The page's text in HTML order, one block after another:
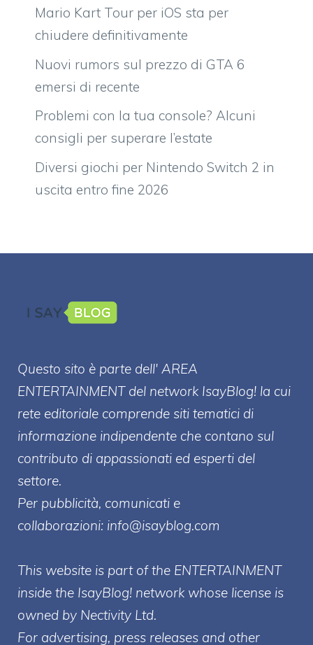
Mario Kart Tour per iOS sta per
chiudere definitivamente
Nuovi rumors sul prezzo di GTA 6
emersi di recente
Problemi con la tua console? Alcuni
consigli per superare l’estate
Diversi giochi per Nintendo Switch 2 in
uscita entro fine 2026
Questo sito è parte dell' AREA
ENTERTAINMENT del network IsayBlog! la cui
rete editoriale comprende siti tematici di
informazione indipendente che contano sul
contributo di appassionati ed esperti del
settore.
Per pubblicità, comunicati e
collaborazioni: info@isayblog.com
This website is part of the ENTERTAINMENT
inside the IsayBlog! network whose license is
owned by Nectivity Ltd.
For advertising, press releases and other